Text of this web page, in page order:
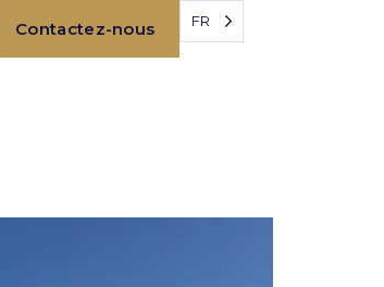
Contactez-nous FR